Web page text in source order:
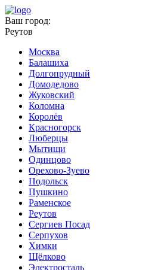
Ваш город:
Реутов
Москва
Балашиха
Долгопрудный
Домодедово
Жуковский
Коломна
Королёв
Красногорск
Люберцы
Мытищи
Одинцово
Орехово-Зуево
Подольск
Пушкино
Раменское
Реутов
Сергиев Посад
Серпухов
Химки
Щёлково
Электросталь